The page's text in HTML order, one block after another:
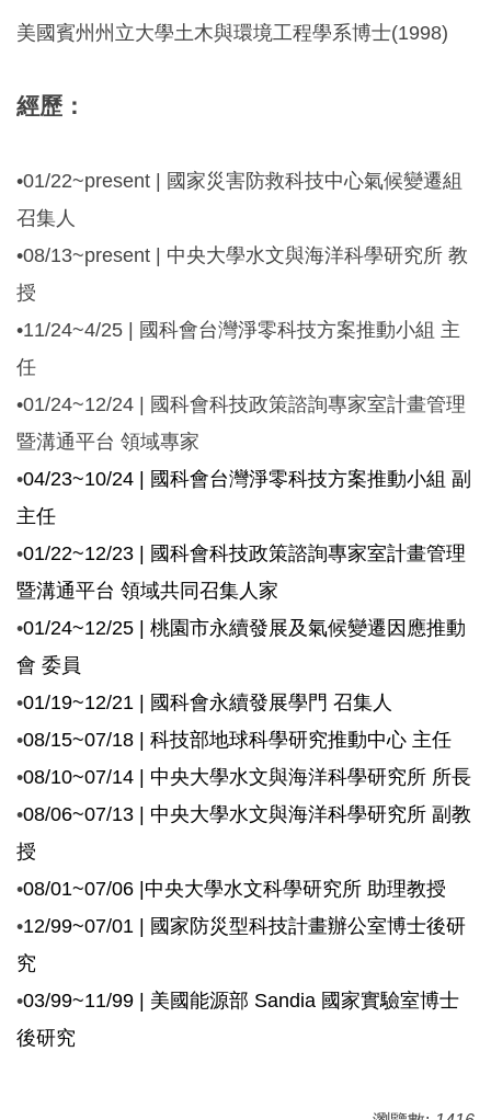
美國賓州州立大學土木與環境工程學系博士(1998)
經歷：
•01/22~present | 國家災害防救科技中心氣候變遷組
召集人
•08/13~present | 中央大學水文與海洋科學研究所 教
授
•11/24~4/25 | 國科會台灣淨零科技方案推動小組 主
任
•01/24~12/24 | 國科會科技政策諮詢專家室計畫管理
暨溝通平台 領域專家
•04/23~10/24 |
國科會台灣淨零科技方案推動小組 副
主任
•01/22~12/23 |
國科會科技政策諮詢專家室計畫管理
暨溝通平台 領域共同召集人家
•01/24~12/25 | 桃園市永續發展及氣候變遷因應推動
會 委員
•01/19~12/21 |
國科會永續發展學門 召集人
•08/15~07/18 | 科技部地球科學研究推動中心 主任
•08/10~07/14 | 中央大學水文與海洋科學研究所 所長
•08/06~07/13 | 中央大學水文與海洋科學研究所 副教
授
•08/01~07/06 | 中央大學水文科學研究所 助理教授
•12/99~07/01 |
國家防災型科技計畫辦公室博士後研
究
•03/99~11/99 | 美國能源部 Sandia 國家實驗室博士
後研究